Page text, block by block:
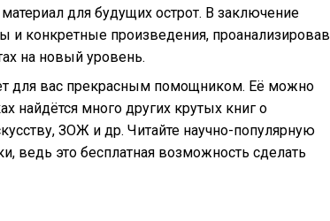
для будущих острот. В заключение
и конкретные произведения, проанализировав
на новый уровень.
для вас прекрасным помощником. Её можно
найдётся много других крутых книг о
ЗОЖ и др. Читайте научно-популярную
ведь это бесплатная возможность сделать